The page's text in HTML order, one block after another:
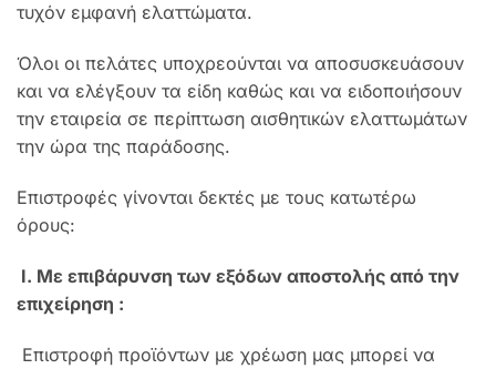
τυχόν εμφανή ελαττώματα.
Όλοι οι πελάτες υποχρεούνται να αποσυσκευάσουν
και να ελέγξουν τα είδη καθώς και να ειδοποιήσουν
την εταιρεία σε περίπτωση αισθητικών ελαττωμάτων
την ώρα της παράδοσης.
Επιστροφές γίνονται δεκτές με τους κατωτέρω
όρους:
Ι. Με επιβάρυνση των εξόδων αποστολής από την
επιχείρηση :
Επιστροφή προϊόντων με χρέωση μας μπορεί να